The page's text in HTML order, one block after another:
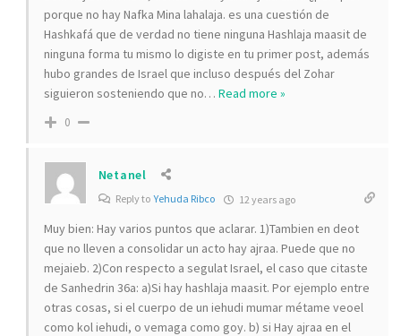
porque no hay Nafka Mina lahalaja. es una cuestión de
Hashkafá que de verdad no tiene ninguna Hashlaja maasit de
ninguna forma tu mismo lo digiste en tu primer post, además
hubo grandes de Israel que incluso después del Zohar
siguieron sosteniendo que no… Read more »
0
Netanel
Reply toYehuda Ribco 12 years ago
Muy bien: Hay varios puntos que aclarar. 1)Tambien en deot
que no lleven a consolidar un acto hay ajraa. Puede que no
mejaieb. 2)Con respecto a segulat Israel, el caso que citaste
de Sanhedrin 36a: a)Si hay hashlaja maasit. Por ejemplo entre
otras cosas, si el cuerpo de un iehudi mumar métame veoel
como kol iehudi, o vemaga como goy. b) si Hay ajraa en el